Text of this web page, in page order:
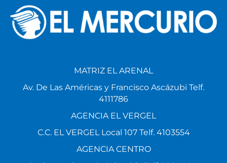
MATRIZ EL ARENAL
Av. De Las Américas y Francisco Ascázubi Telf.
4111786
AGENCIA EL VERGEL
C.C. EL VERGEL Local 107 Telf. 4103554
AGENCIA CENTRO